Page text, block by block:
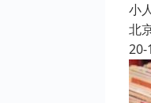
小
北
20-